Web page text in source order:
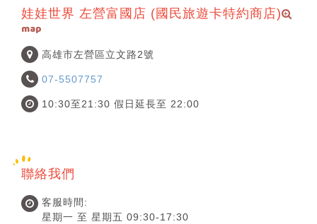
娃娃世界 左營富國店 (國民旅遊卡特約商店)
map
高雄市左營區立文路2號
07-5507757
10:30至21:30 假日延長至 22:00
聯絡我們
客服時間:
星期一 至 星期五 09:30-17:30